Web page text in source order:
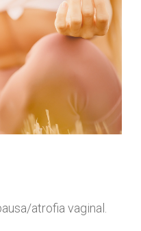
atrofia vaginal.